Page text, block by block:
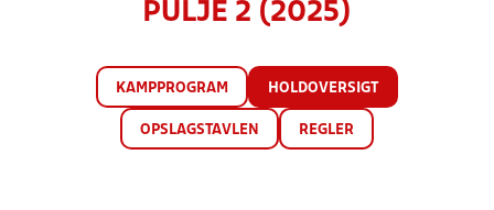
PULJE 2 (2025)
KAMPPROGRAM HOLDOVERSIGT
OPSLAGSTAVLEN REGLER